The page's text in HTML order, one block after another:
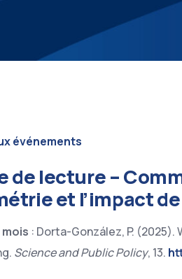
événements
de lecture –
et l’impact
mois : Dorta-González, P.
Science and Public Policy, 13.